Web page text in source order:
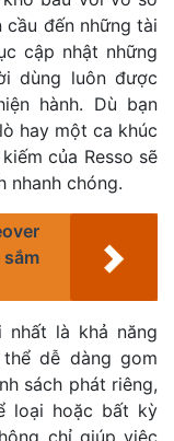
đến những tài
cập nhật những
dùng luôn được
hành. Dù bạn
hay một ca khúc
của Resso sẽ
nhanh chóng.
là khả năng
dễ dàng gom
sách phát riêng,
loại hoặc bất kỳ
chỉ giúp việc